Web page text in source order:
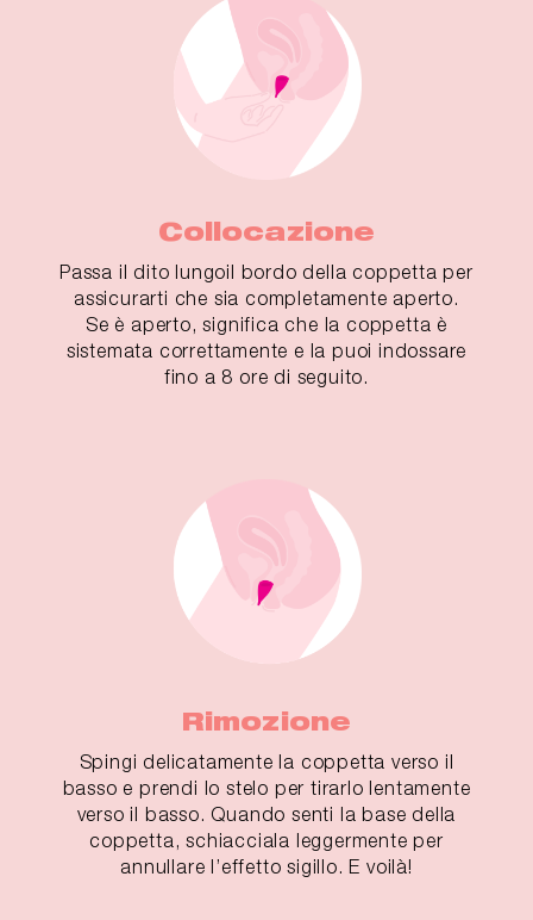
Collocazione
Passa il dito lungoil bordo della coppetta per
assicurarti che sia completamente aperto.
Se è aperto, significa che la coppetta è
sistemata correttamente e la puoi indossare
fino a 8 ore di seguito.
Rimozione
Spingi delicatamente la coppetta verso il
basso e prendi lo stelo per tirarlo lentamente
verso il basso. Quando senti la base della
coppetta, schiacciala leggermente per
annullare l’effetto sigillo. E voilà!